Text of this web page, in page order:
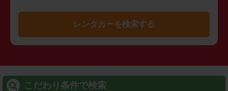
レンタカーを検索する
こだわり条件で検索